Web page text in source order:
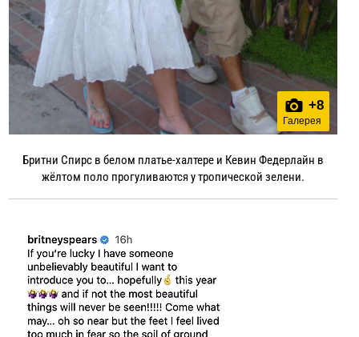
+8
Галерея
Бритни Спирс в белом платье-халтере и Кевин Федерлайн в
жёлтом поло прогуливаются у тропической зелени.